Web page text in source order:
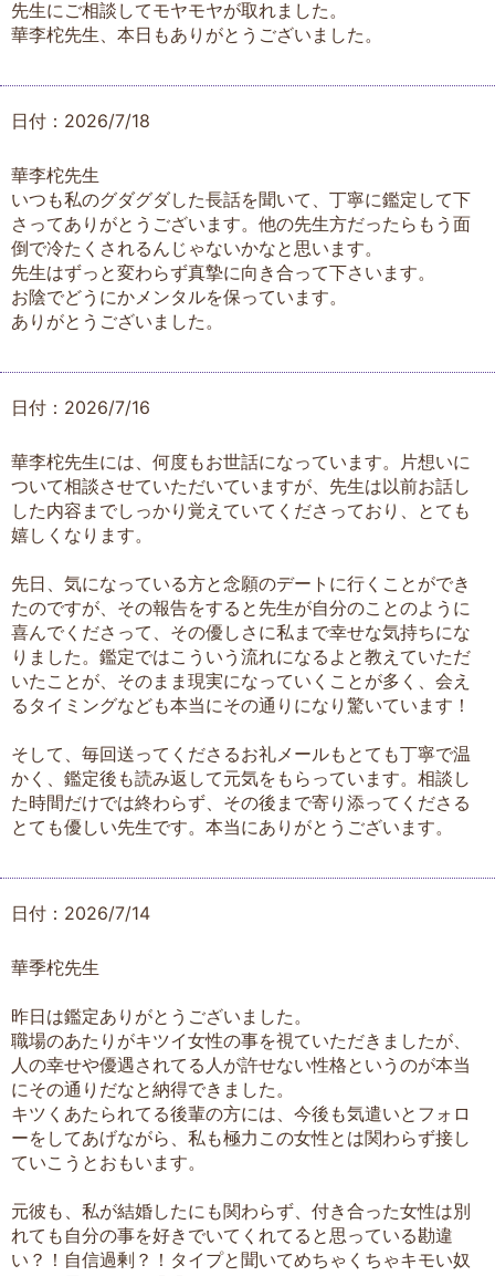
先生にご相談してモヤモヤが取れました。
華李柁先生、本日もありがとうございました。
日付：2026/7/18
華李柁先生
いつも私のグダグダした長話を聞いて、丁寧に鑑定して下
さってありがとうございます。他の先生方だったらもう面
倒で冷たくされるんじゃないかなと思います。
先生はずっと変わらず真摯に向き合って下さいます。
お陰でどうにかメンタルを保っています。
ありがとうございました。
日付：2026/7/16
華李柁先生には、何度もお世話になっています。片想いに
ついて相談させていただいていますが、先生は以前お話し
した内容までしっかり覚えていてくださっており、とても
嬉しくなります。
先日、気になっている方と念願のデートに行くことができ
たのですが、その報告をすると先生が自分のことのように
喜んでくださって、その優しさに私まで幸せな気持ちにな
りました。鑑定ではこういう流れになるよと教えていただ
いたことが、そのまま現実になっていくことが多く、会え
るタイミングなども本当にその通りになり驚いています！
そして、毎回送ってくださるお礼メールもとても丁寧で温
かく、鑑定後も読み返して元気をもらっています。相談し
た時間だけでは終わらず、その後まで寄り添ってくださる
とても優しい先生です。本当にありがとうございます。
日付：2026/7/14
華季柁先生
昨日は鑑定ありがとうございました。
職場のあたりがキツイ女性の事を視ていただきましたが、
人の幸せや優遇されてる人が許せない性格というのが本当
にその通りだなと納得できました。
キツくあたられてる後輩の方には、今後も気遣いとフォロ
ーをしてあげながら、私も極力この女性とは関わらず接し
ていこうとおもいます。
元彼も、私が結婚したにも関わらず、付き合った女性は別
れても自分の事を好きでいてくれてると思っている勘違
い？！自信過剰？！タイプと聞いてめちゃくちゃキモい奴